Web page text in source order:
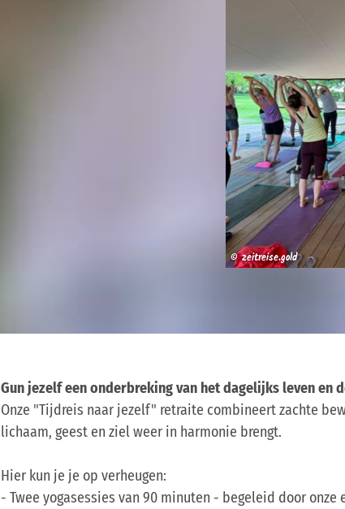
© zeitreise.gold
Gun jezelf een onderbreking van het dagelijks leven
Onze "Tijdreis naar jezelf" retraite combineert zachte
lichaam, geest en ziel weer in harmonie brengt.
Hier kun je je op verheugen:
- Twee yogasessies van 90 minuten - begeleid door onze